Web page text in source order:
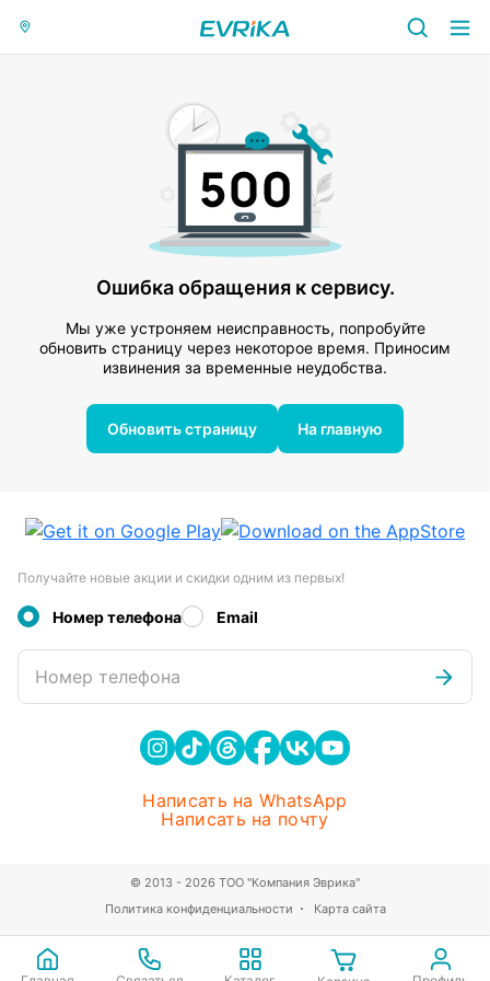
Ошибка обращения к сервису.
Мы уже устроняем неисправность, попробуйте
обновить страницу через некоторое время. Приносим
извинения за временные неудобства.
Обновить страницу На главную
Получайте новые акции и скидки одним из первых!
Номер телефона Email
Номер телефона
Написать на WhatsApp
Написать на почту
Политика конфиденциальности Карта сайта
© 2013 - 2026 ТОО "Компания Эврика"